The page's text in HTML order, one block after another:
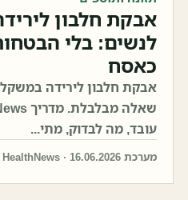
אבקת חלבון
לנשים: בלי
כאסח
אבקת חלבון לירידה במשקל
עובד, מה לבדוק, מתי...
מערכת HealthNews · 16.06.2026